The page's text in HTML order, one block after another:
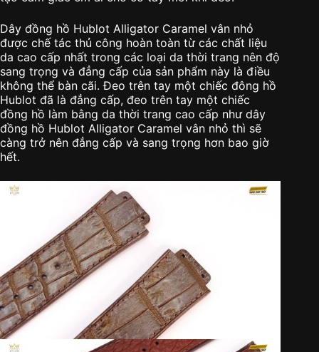
Dây đồng hồ Hublot Alligator Caramel vân nhỏ
được chế tác thủ công hoàn toàn từ các chất liệu
da cao cấp nhất trong các loại da thời trang nên độ
sang trọng và đẳng cấp của sản phẩm này là điều
không thể bàn cãi. Đeo trên tay một chiếc đông hồ
Hublot đã là đẳng cấp, đeo trên tay một chiếc
đồng hồ làm bằng da thời trang cao cấp như dây
đồng hồ Hublot Alligator Caramel vân nhỏ thì sẽ
càng trở nên đẳng cấp và sang trọng hơn bao giờ
hết.